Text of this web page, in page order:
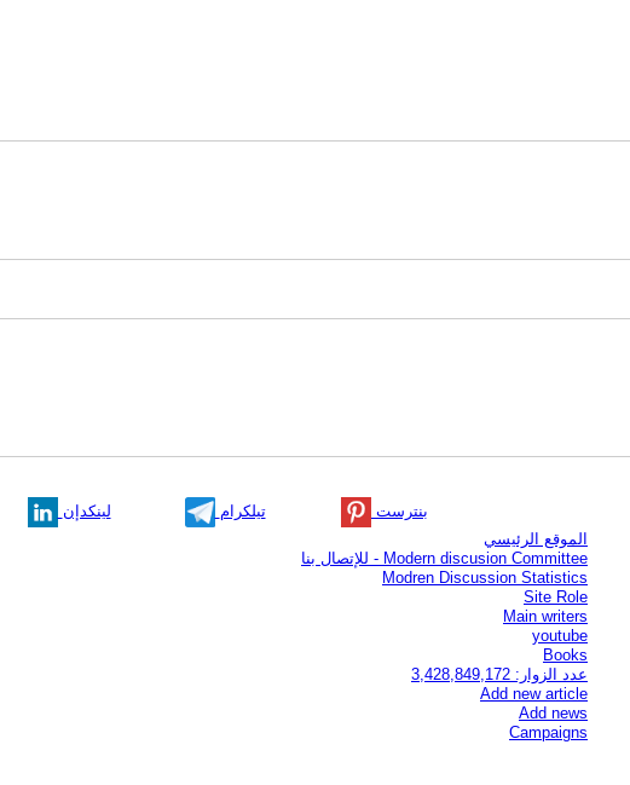
لينكدإن تيلكرام
بنترست
الموقع الرئيسي
Modern discusion Committee - للإتصال بنا
Modren Discussion Statistics
Site Role
Main writers
youtube
Books
عدد الزوار: 3,428,849,172
Add new article
Add news
Campaigns